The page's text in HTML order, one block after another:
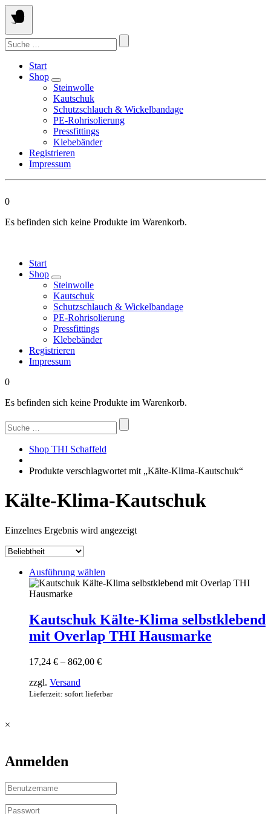
Springen
Sie
zum
Inhalt
Suchen
nach:
Start
Shop
Steinwolle
Kautschuk
Schutzschlauch & Wickelbandage
PE-Rohrisolierung
Pressfittings
Klebebänder
Registrieren
Impressum
0
Es befinden sich keine Produkte im Warenkorb.
Start
Shop
Steinwolle
Kautschuk
Schutzschlauch & Wickelbandage
PE-Rohrisolierung
Pressfittings
Klebebänder
Registrieren
Impressum
0
Es befinden sich keine Produkte im Warenkorb.
Suchen
nach:
Shop THI Schaffeld
Produkte verschlagwortet mit „Kälte-Klima-Kautschuk“
Kälte-Klima-Kautschuk
Einzelnes Ergebnis wird angezeigt
Ausführung wählen
Produkt
Varianten
auf.
Die
Produktseite
Kautschuk Kälte-Klima selbstklebend
mit Overlap THI Hausmarke
17,24 € – 862,00 €Preisspanne:
862,00 €
zzgl. Versand
Lieferzeit: sofort lieferbar
×
Anmelden